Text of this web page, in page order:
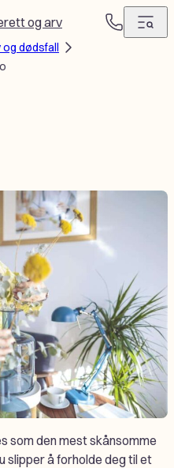
og arv
T
og dødsfall
som den mest skånsomme
slipper å forholde deg til et